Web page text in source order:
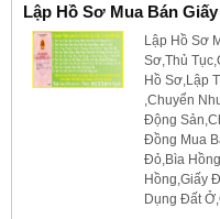
Lập Hồ Sơ Mua Bán
Lập Hồ Sơ
Sơ,Thủ
Hồ Sơ,Lập
,Chuyển
Động
Đồng Mua
Đỏ,Bìa
Hồng,Giấy
Dụng Đất